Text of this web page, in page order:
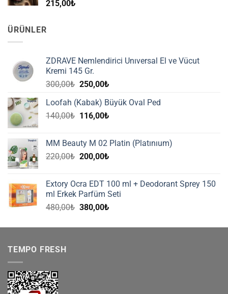
215,00₺
ÜRÜNLER
ZDRAVE Nemlendirici Unıversal El ve Vücut
Kremi 145 Gr.
300,00₺ Orijinal
300,00₺.
250,00₺Şu
fiyat:
250,00₺.
Loofah (Kabak) Büyük Oval Ped
140,00₺ Orijinal
116,00₺Şu
116,00₺.
MM Beauty M 02 Platin (Platınıum)
220,00₺ Orijinal
200,00₺Şu
200,00₺.
Extory Ocra EDT 100 ml + Deodorant Sprey 150
ml Erkek Parfüm Seti
480,00₺ Orijinal
480,00₺.
380,00₺Şu
fiyat:
TEMPO FRESH